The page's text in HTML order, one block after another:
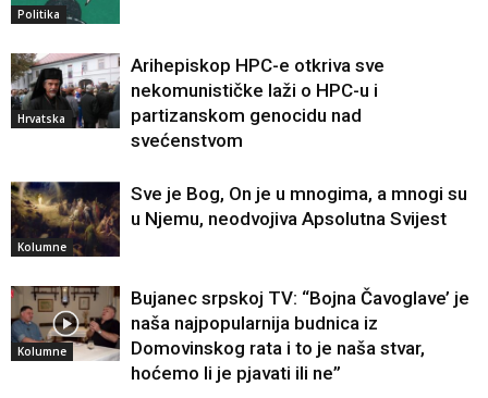
Politika
Hrvatska
Arihepiskop HPC-e otkriva sve
nekomunističke laži o HPC-u i
partizanskom genocidu nad
svećenstvom
Kolumne
Sve je Bog, On je u mnogima, a mnogi su
u Njemu, neodvojiva Apsolutna Svijest
Kolumne
Bujanec srpskoj TV: “Bojna Čavoglave’ je
naša najpopularnija budnica iz
Domovinskog rata i to je naša stvar,
hoćemo li je pjavati ili ne”